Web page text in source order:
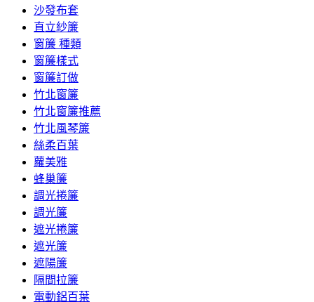
沙發布套
直立紗簾
窗簾 種類
窗簾樣式
窗簾訂做
竹北窗簾
竹北窗簾推薦
竹北風琴簾
絲柔百葉
蘿美雅
蜂巢簾
調光捲簾
調光簾
遮光捲簾
遮光簾
遮陽簾
隔間拉簾
電動鋁百葉